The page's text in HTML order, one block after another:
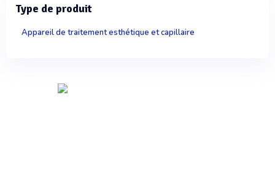
Type de produit
Appareil de traitement esthétique et capillaire